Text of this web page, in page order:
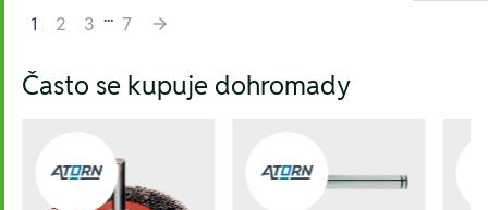
1
2 3 ... 7
Často se kupuje dohromady